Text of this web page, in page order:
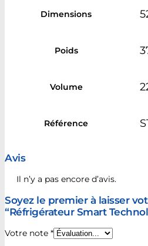
Dimensions
Poids
Volume
Référence
Avis
Il n’y a pas encore d’avis.
Soyez le premier à laisser
“Réfrigérateur Smart
Votre note *